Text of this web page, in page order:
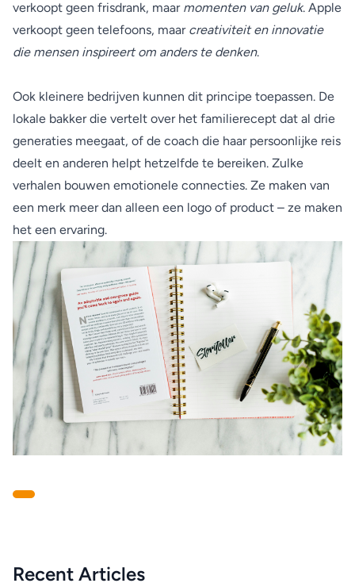
verkoopt geen frisdrank, maar momenten van geluk. Apple
verkoopt geen telefoons, maar creativiteit en innovatie
die mensen inspireert om anders te denken.
Ook kleinere bedrijven kunnen dit principe toepassen. De
lokale bakker die vertelt over het familierecept dat al drie
generaties meegaat, of de coach die haar persoonlijke reis
deelt en anderen helpt hetzelfde te bereiken. Zulke
verhalen bouwen emotionele connecties. Ze maken van
een merk meer dan alleen een logo of product – ze maken
het een ervaring.
Recent Articles